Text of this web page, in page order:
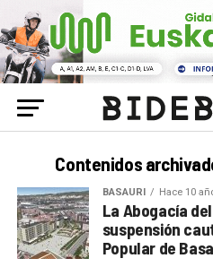
Contenidos
BASAURI Hace 10
La Abogacía
suspensión
Popular de